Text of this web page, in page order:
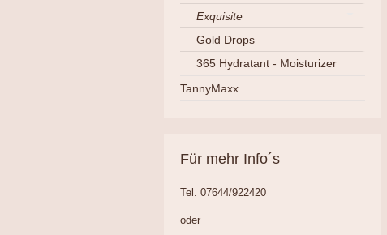
Exquisite
Gold Drops
365 Hydratant - Moisturizer
TannyMaxx
Für mehr Info´s
Tel. 07644/922420
oder